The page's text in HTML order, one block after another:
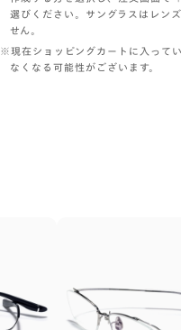
選びください。サングラスはレン
せん。
※現在ショッピングカートに入って
なくなる可能性がございます。